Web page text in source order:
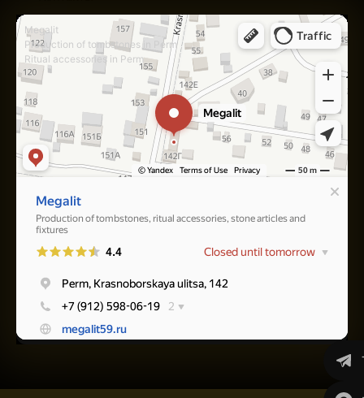
Megalit
Production of tombstones in Perm
Ritual accessories in Perm